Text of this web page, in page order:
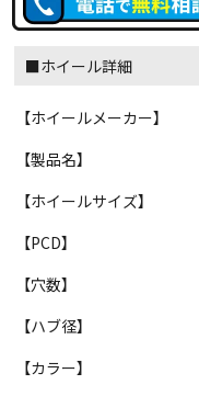
■ホイール詳細
【ホイールメーカー】
【製品名】
【ホイールサイズ】
【PCD】
【穴数】
【ハブ径】
【カラー】